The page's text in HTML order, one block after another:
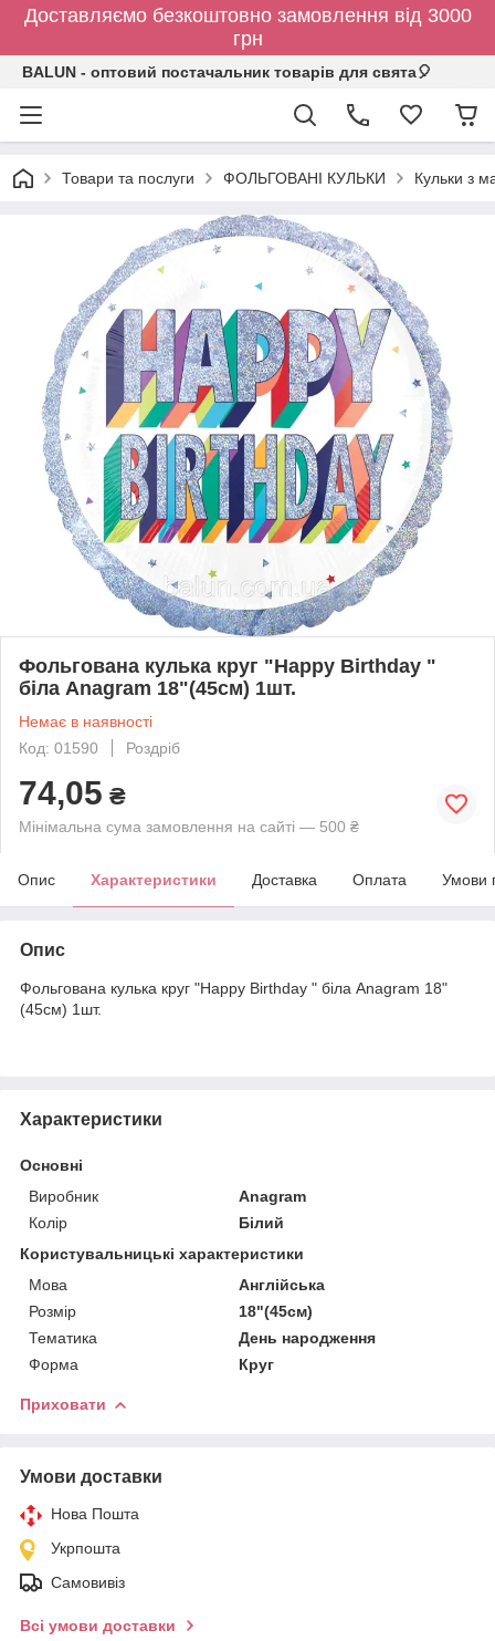
Доставляємо безкоштовно замовлення від 3000
грн
BALUN - оптовий постачальник товарів для свята🎈
Товари та послуги ФОЛЬГОВАНІ КУЛЬКИ Кульки з
Фольгована кулька круг "Happy Birthday "
біла Anagram 18"(45см) 1шт.
Немає в наявності
Код: 01590
Роздріб
74,05 ₴
Мінімальна сума замовлення на сайті — 500 ₴
Опис Характеристики Доставка Оплата Умови
Опис
Фольгована кулька круг "Happy Birthday " біла Anagram 18"
(45см) 1шт.
Характеристики
Основні
Виробник
Anagram
Колір
Білий
Користувальницькі характеристики
Мова
Англійська
Розмір
18"(45см)
Тематика
День народження
Форма
Круг
Приховати
Умови доставки
Нова Пошта
Укрпошта
Самовивіз
Всі умови доставки